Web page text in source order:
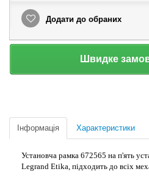
Додати до обраних
Швидке
Інформація Характеристики
Установча рамка 672565 на п'ять
Legrand Etika, підходить до всіх